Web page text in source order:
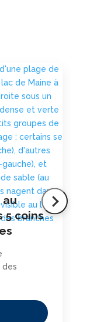
au
5 coins
des